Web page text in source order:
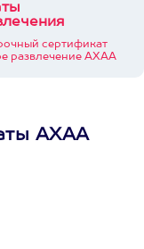
сертификат
развлечение АХАА
АХАА